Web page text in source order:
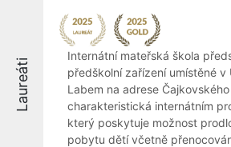
Laureáti
Internátní mateřská škola
předškolní zařízení umístěné v
Labem na adrese
charakteristická internátním
který poskytuje možnost
pobytu dětí včetně